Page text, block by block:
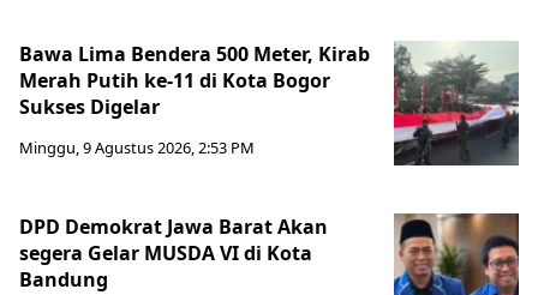
Bawa Lima Bendera 500 Meter, Kirab
Merah Putih ke-11 di Kota Bogor
Sukses Digelar
Minggu, 9 Agustus 2026, 2:53 PM
DPD Demokrat Jawa Barat Akan
segera Gelar MUSDA VI di Kota
Bandung